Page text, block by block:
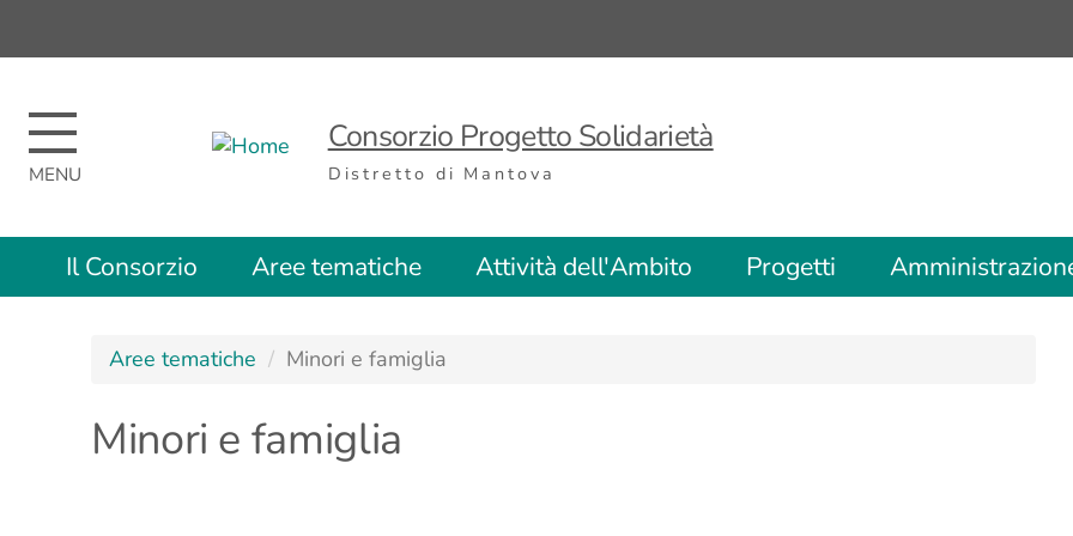
Nome
Regione
Consorzio Progetto Solidarietà
Distretto di Mantova
menu
Il Consorzio Aree tematiche Attività dell'Ambito Progetti
Aree tematiche Minori e famiglia
Minori e famiglia